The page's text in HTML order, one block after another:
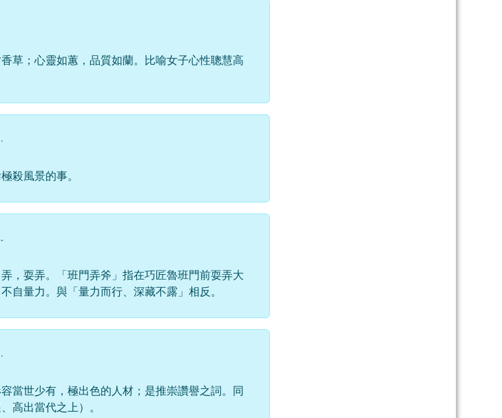
草；心靈如蕙，品質如蘭。比喻女子心性聰慧高
ˋ
殺風景的事。
ˇ
，耍弄。「班門弄斧」指在巧匠魯班門前耍弄大
自量力。與「量力而行、深藏不露」相反。
ˊ
當世少有，極出色的人材；是推崇讚譽之詞。同
高出當代之上）。